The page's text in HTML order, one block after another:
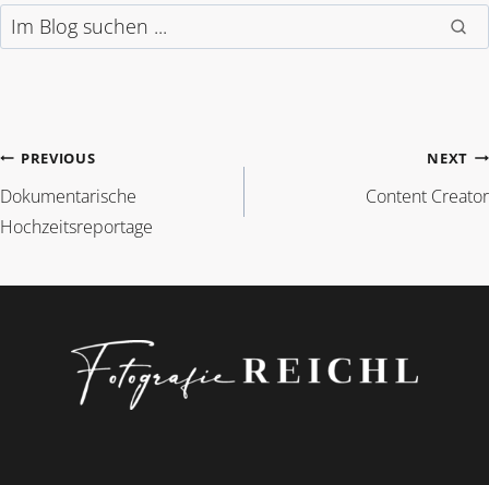
Im Blog suchen
PREVIOUS
Dokumentarische
Hochzeitsreportage
NEXT
Content Creator